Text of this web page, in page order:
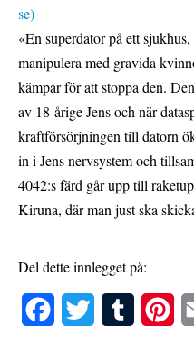
se)
«En superdator på ett
manipulera med gravida
kämpar för att stoppa den.
av 18-årige Jens och när
kraftförsörjningen till datorn
in i Jens nervsystem och
4042:s färd går upp till
Kiruna, där man just ska
Del dette innlegget på: